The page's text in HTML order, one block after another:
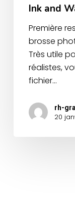
Ink and
Première
brosse
Très utile
réalistes,
fichier…
rh-
20